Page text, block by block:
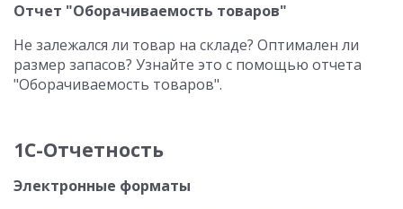
Отчет "Оборачиваемость товаров"
Не залежался ли товар на складе? Оптимален ли
размер запасов? Узнайте это с помощью отчета
"Оборачиваемость товаров".
1С-Отчетность
Электронные форматы